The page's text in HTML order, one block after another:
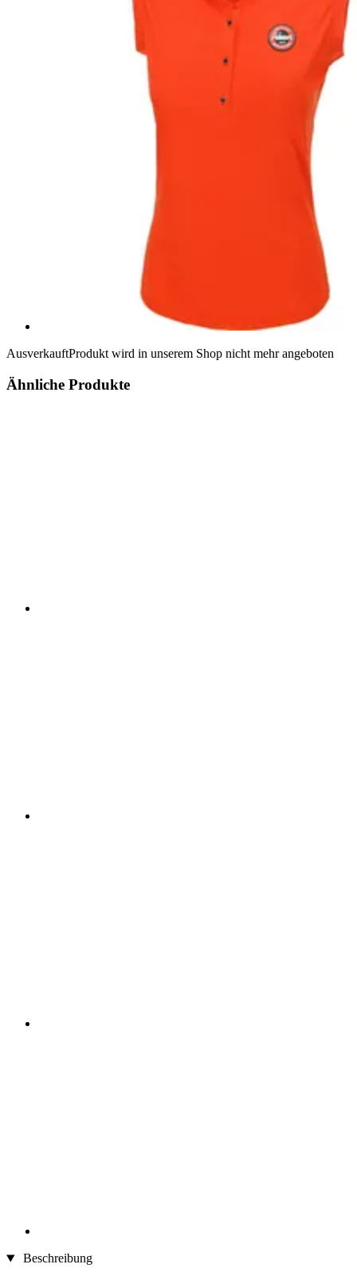
AusverkauftProdukt wird in unserem Shop nicht mehr angeboten
Ähnliche Produkte
Beschreibung